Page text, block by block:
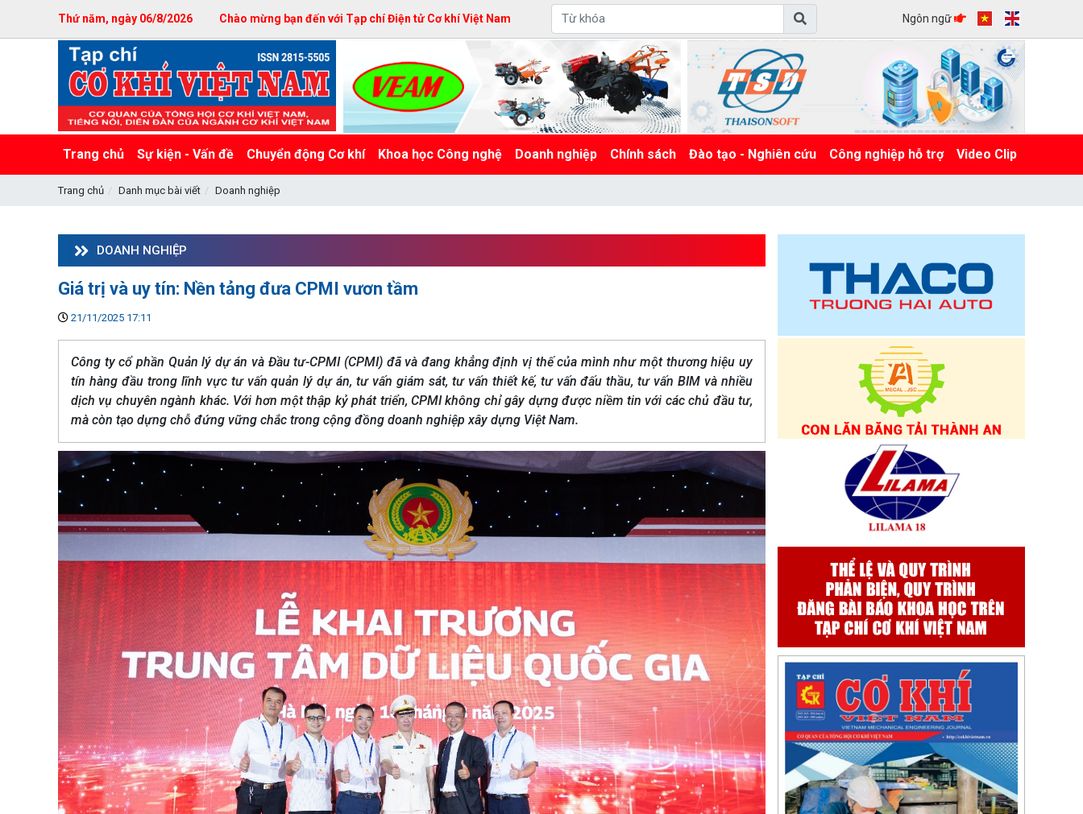
Thứ năm, ngày 06/8/2026 Chào mừng bạn đến với Tạp chí Điện tử Cơ khí Việt Nam Ngôn ngữ
Trang chủ Sự kiện - Vấn đề Chuyển động Cơ khí Khoa học Công nghệ Doanh nghiệp Chính sách Đào tạo - Nghiên cứu Công nghiệp hỗ trợ Video Clip
Trang chủ Danh mục bài viết Doanh nghiệp
DOANH NGHIỆP
Giá trị và uy tín: Nền tảng đưa CPMI vươn tầm
21/11/2025 17:11
Công ty cổ phần Quản lý dự án và Đầu tư-CPMI (CPMI) đã và đang khẳng định vị thế của mình như một thương hiệu uy
tín hàng đầu trong lĩnh vực tư vấn quản lý dự án, tư vấn giám sát, tư vấn thiết kế, tư vấn đấu thầu, tư vấn BIM và nhiều
dịch vụ chuyên ngành khác. Với hơn một thập kỷ phát triển, CPMI không chỉ gây dựng được niềm tin với các chủ đầu tư,
mà còn tạo dựng chỗ đứng vững chắc trong cộng đồng doanh nghiệp xây dựng Việt Nam.